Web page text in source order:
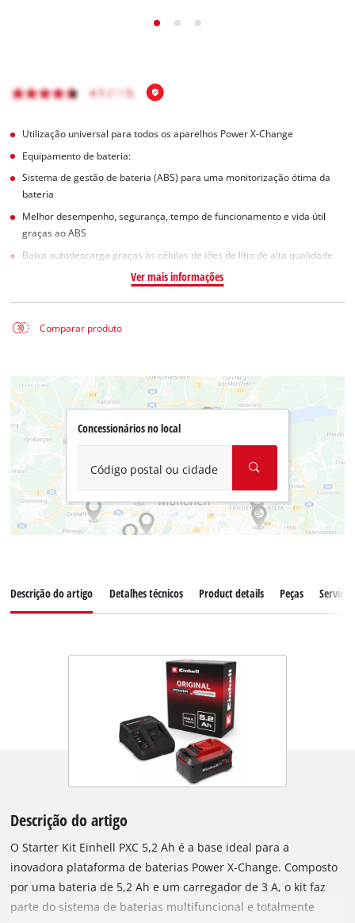
Utilização universal para todos os aparelhos Power X-Change
Equipamento de bateria:
Sistema de gestão de bateria (ABS) para uma monitorização ótima da
bateria
Melhor desempenho, segurança, tempo de funcionamento e vida útil
graças ao ABS
Baixa autodescarga graças às células de iões de lítio de alta qualidade
Ver mais informações
Comparar produto
Concessionários no local
Código postal ou cidade
Descrição do artigo Detalhes técnicos Product details Peças Serviço
Descrição do artigo
O Starter Kit Einhell PXC 5,2 Ah é a base ideal para a
inovadora plataforma de baterias Power X-Change. Composto
por uma bateria de 5,2 Ah e um carregador de 3 A, o kit faz
parte do sistema de baterias multifuncional e totalmente